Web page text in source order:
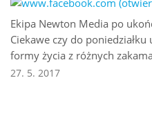
Ekipa Newton Media po
Ciekawe czy do
formy życia z różnych
27. 5. 2017